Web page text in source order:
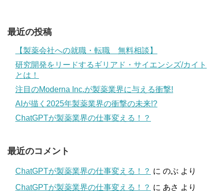
最近の投稿
【製薬会社への就職・転職 無料相談】
研究開発をリードするギリアド・サイエンシズ/カイト
とは！
注目のModerna Inc.が製薬業界に与える衝撃!
AIが描く2025年製薬業界の衝撃の未来!?
ChatGPTが製薬業界の仕事変える！？
最近のコメント
ChatGPTが製薬業界の仕事変える！？ に のぶ より
ChatGPTが製薬業界の仕事変える！？ に あさ より